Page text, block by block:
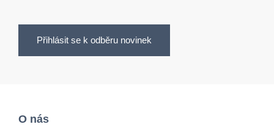
Přihlásit se k odběru novinek
O nás